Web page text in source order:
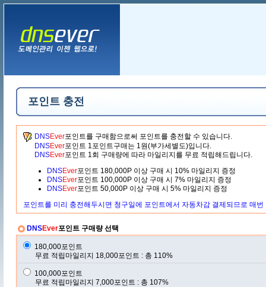
포인트 충전
DNSEver포인트를 구매함으로써 포인트를 충전할 수 있습니다.
DNSEver포인트 1포인트구매는 1원(부가세별도)입니다.
DNSEver포인트 1회 구매량에 따라 마일리지를 무료 적립해드립니다.
DNSEver포인트 180,000P 이상 구매 시 10% 마일리지 증정
DNSEver포인트 100,000P 이상 구매 시 7% 마일리지 증정
DNSEver포인트 50,000P 이상 구매 시 5% 마일리지 증정
포인트를 미리 충전해두시면 청구일에 포인트에서 자동차감 결제되므로 매
DNSEver포인트 구매량 선택
180,000포인트
무료 적립마일리지 18,000포인트 : 총 110%
100,000포인트
무료 적립마일리지 7,000포인트 : 총 107%